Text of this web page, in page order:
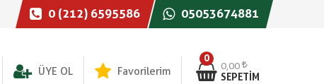
0 (212) 6595586 05053674881
0
0,00
SEPETIM
ÜYE OL Favorilerim